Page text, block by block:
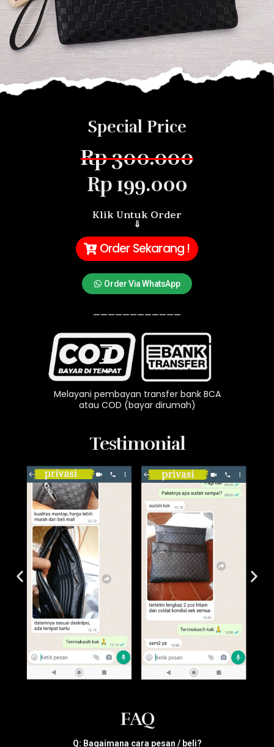
Special Price
Rp 300.000
Rp 199.000
Klik Untuk Order
⇓
Order Sekarang !
Order Via WhatsApp
Melayani pembayan transfer bank BCA
atau COD (bayar dirumah)
Testimonial
FAQ
Q: Bagaimana cara pesan / beli?